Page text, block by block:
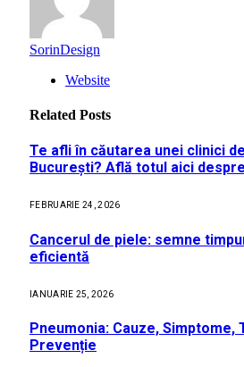
SorinDesign
Website
Related Posts
Te afli în căutarea unei clinici
București? Află totul aici
FEBRUARIE 24, 2026
Cancerul de piele: semne
eficientă
IANUARIE 25, 2026
Pneumonia: Cauze, Simptome,
Prevenție